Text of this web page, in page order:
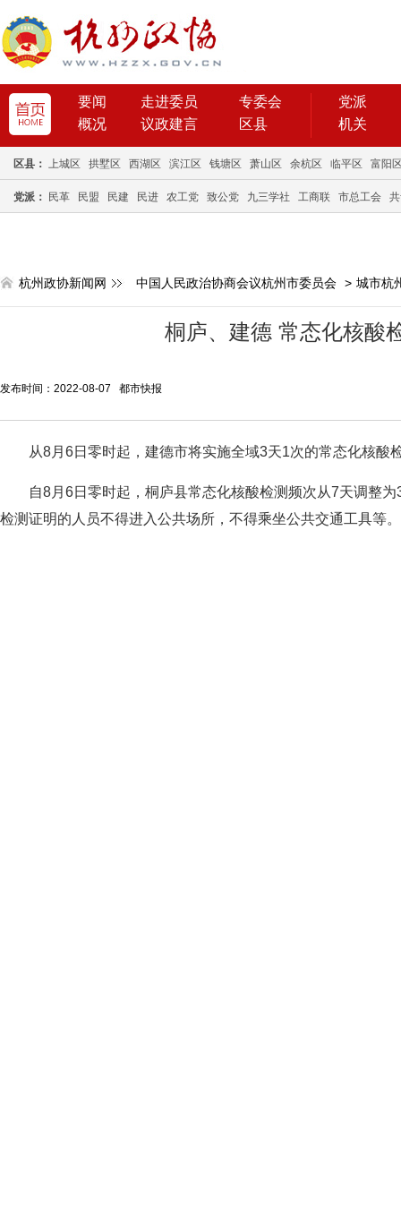
要闻 走进委员
专委会
概况
议政建言 区县
党派
机关
区县： 上城区 拱墅区 西湖区 滨江区 钱塘区 萧山区 余杭区 临平区 富阳
党派： 民革 民盟 民建 民进 农工党 致公党 九三学社 工商联 市总工会
杭州政协新闻网 中国人民政治协商会议杭州市委员会 > 城市杭
桐庐、建德 常态化核酸
发布时间：2022-08-07 都市快报
从8月6日零时起，建德市将实施全域3天1次的常态化核酸
自8月6日零时起，桐庐县常态化核酸检测频次从7天调整
检测证明的人员不得进入公共场所，不得乘坐公共交通工具等。